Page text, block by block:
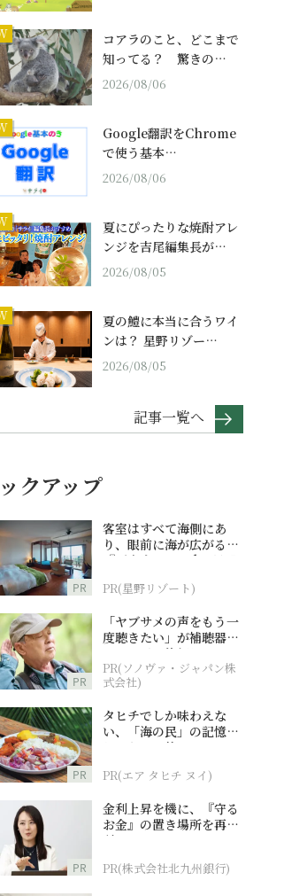
コアラのこと、どこまで
知ってる？ 驚きの…
2026/08/06
Google翻訳をChrome
で使う基本…
2026/08/06
夏にぴったりな焼酎アレ
ンジを吉尾編集長が…
2026/08/05
夏の鱧に本当に合うワイ
ンは？ 星野リゾー…
2026/08/05
記事一覧へ
クアップ
PR
客室はすべて海側にあ
り、眼前に海が広がる
『西表島ホテル by 星野
PR(星野リゾート)
PR
「ヤブサメの声をもう一
度聴きたい」が補聴器チ
ャレンジの後押しに
PR(ソノヴァ・ジャパン株
式会社)
PR
タヒチでしか味わえな
い、「海の民」の記憶へ
とつながる旅
PR(エア タヒチ ヌイ)
PR
金利上昇を機に、『守る
お金』の置き場所を再検
討
PR(株式会社北九州銀行)